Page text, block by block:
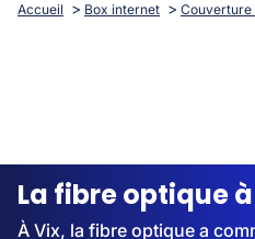
Box internet
Streaming
Accueil Box internet Couverture
La fibre optique
À Vix, la fibre optique a